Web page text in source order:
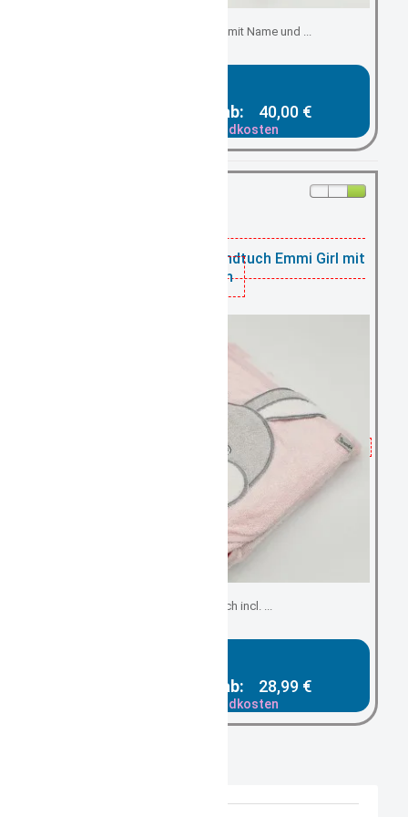
Sterntaler Badetuch mit Name und ...
Gesamtpreis ab: 40,00 €
zzgl. Versandkosten
Sterntaler Kapuzenhandtuch Emmi Girl mit
Namen
kuschlig weich incl. ...
Gesamtpreis ab: 28,99 €
zzgl. Versandkosten